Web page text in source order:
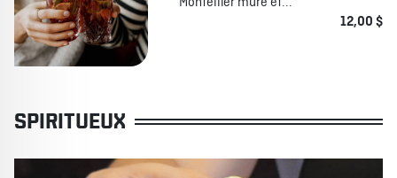
12,00 $
SPIRITUEUX